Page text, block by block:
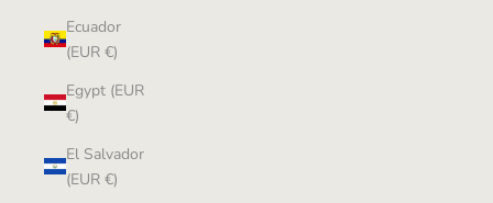
Ecuador
(EUR €)
Egypt (EUR
€)
El Salvador
(EUR €)